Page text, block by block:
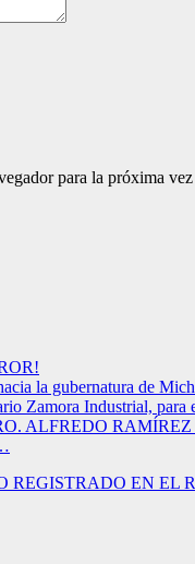
para la próxima
la gubernatura de
Zamora Industrial, para
ALFREDO
REGISTRADO EN EL